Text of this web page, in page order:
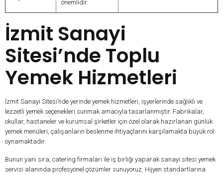
önemlidir.
İzmit Sanayi
Sitesi’nde Toplu
Yemek Hizmetleri
İzmit Sanayi Sitesi’nde yerinde yemek hizmetleri, işyerlerinde sağlıklı ve
lezzetli yemek seçenekleri sunmak amacıyla tasarlanmıştır. Fabrikalar,
okullar, hastaneler ve kurumsal şirketler için özel olarak hazırlanan günlük
yemek menüleri, çalışanların beslenme ihtiyaçlarını karşılamakta büyük rol
oynamaktadır.
Bunun yanı sıra, catering firmaları ile iş birliği yaparak sanayi sitesi yemek
servisi alanında profesyonel çözümler sunuyoruz. Hijyen standartlarına